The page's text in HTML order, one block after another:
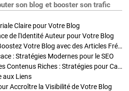
son blog et booster son trafic
Claire pour Votre Blog
de l'Identité Auteur pour Votre Blog
Stratégies de Publication : Boostez Votre Blog avec des Articles Fréquents et Exclusifs
: Stratégies Modernes pour le SEO
Enrichir Vos Articles avec des Contenus Riches : Stratégies pour Captiver et Optimiser
aux Liens
Accroître la Visibilité de Votre Blog